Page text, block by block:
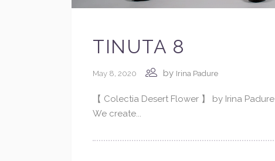
TINUTA 8
May 8, 2020 by Irina Padure
【 Colectia Desert Flower 】 by Irina Padure
We create...